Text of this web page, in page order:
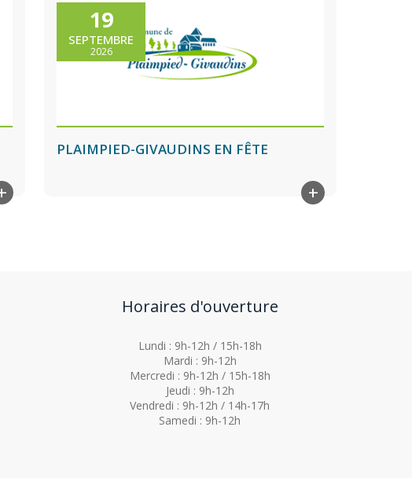
19
SEPTEMBRE
2026
PLAIMPIED-GIVAUDINS EN FÊTE
+
Horaires d'ouverture
Lundi : 9h-12h / 15h-18h
Mardi : 9h-12h
Mercredi : 9h-12h / 15h-18h
Jeudi : 9h-12h
Vendredi : 9h-12h / 14h-17h
Samedi : 9h-12h